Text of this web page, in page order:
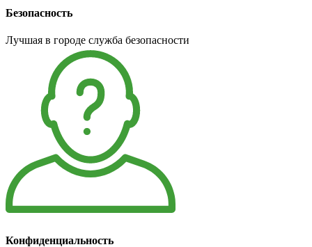
Безопасность
Лучшая в городе служба безопасности
Конфиденциальность